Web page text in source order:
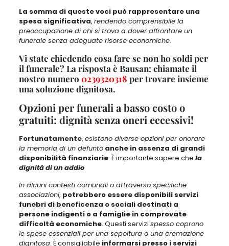
La somma di queste voci può rappresentare una
spesa significativa, rendendo comprensibile la
preoccupazione di chi si trova a dover affrontare un
funerale senza adeguate risorse economiche.
Vi state chiedendo cosa fare se non ho soldi per
il funerale? La risposta è Bausan: chiamate il
nostro numero 0239320318 per trovare insieme
una soluzione dignitosa.
Opzioni per funerali a basso costo o
gratuiti: dignità senza oneri eccessivi!
Fortunatamente, esistono diverse opzioni per onorare
la memoria di un defunto anche in assenza di grandi
disponibilità finanziarie. È importante sapere che la
dignità di un addio
In alcuni contesti comunali o attraverso specifiche
associazioni, potrebbero essere disponibili servizi
funebri di beneficenza o sociali destinati a
persone indigenti o a famiglie in comprovate
difficoltà economiche. Questi servizi spesso coprono
le spese essenziali per una sepoltura o una cremazione
dignitosa. È consigliabile informarsi presso i servizi